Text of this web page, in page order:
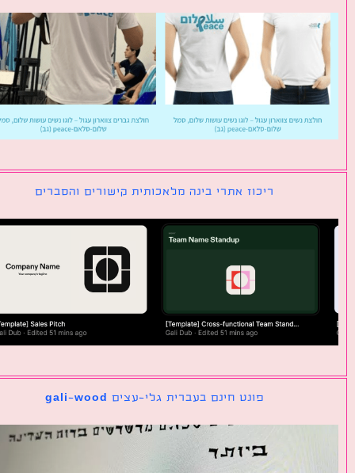
ריכוז אתרי בינה מלאכותית קישורים והסברים
פונט חינם בעברית גלי-עצים gali-wood